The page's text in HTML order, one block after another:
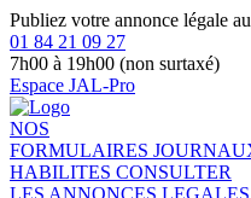
Publiez votre annonce légale
01 84 21 09 27
7h00 à 19h00 (non surtaxé)
Espace JAL-Pro
NOS
FORMULAIRES
HABILITES CONSULTER
LES ANNONCES LEGALES